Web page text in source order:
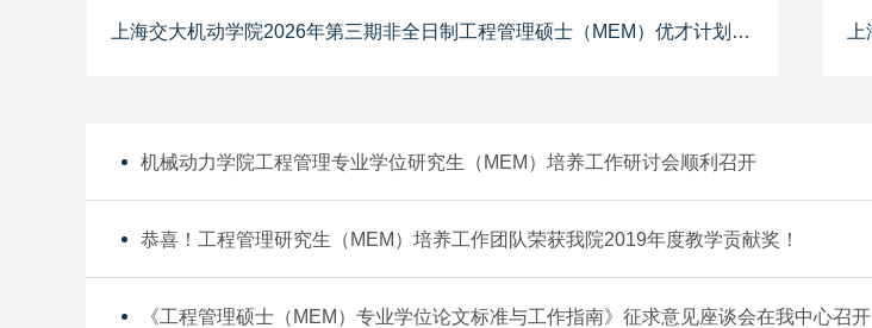
上海交大机动学院2026年第三期非全日制工程管理硕士（MEM）优才计划训练营报名正当时！
机械动力学院工程管理专业学位研究生（MEM）培养工作研讨会顺利召开
恭喜！工程管理研究生（MEM）培养工作团队荣获我院2019年度教学贡献奖！
《工程管理硕士（MEM）专业学位论文标准与工作指南》征求意见座谈会在我中心召开